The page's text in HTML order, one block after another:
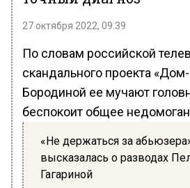
27 октября 2022, 09:39
По словам российской
скандального проекта
Бородиной ее мучают
беспокоит общее
«Не держаться за
высказалась о разводах
Гагариной